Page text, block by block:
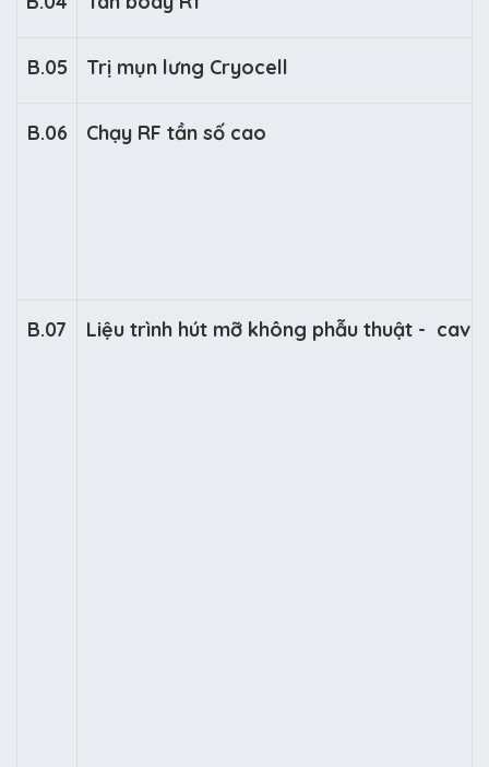
B.05 Trị mụn lưng Cryocell
B.06 Chạy RF tần số cao
B.07 Liệu trình hút mỡ không phẫu thuật - cavi-